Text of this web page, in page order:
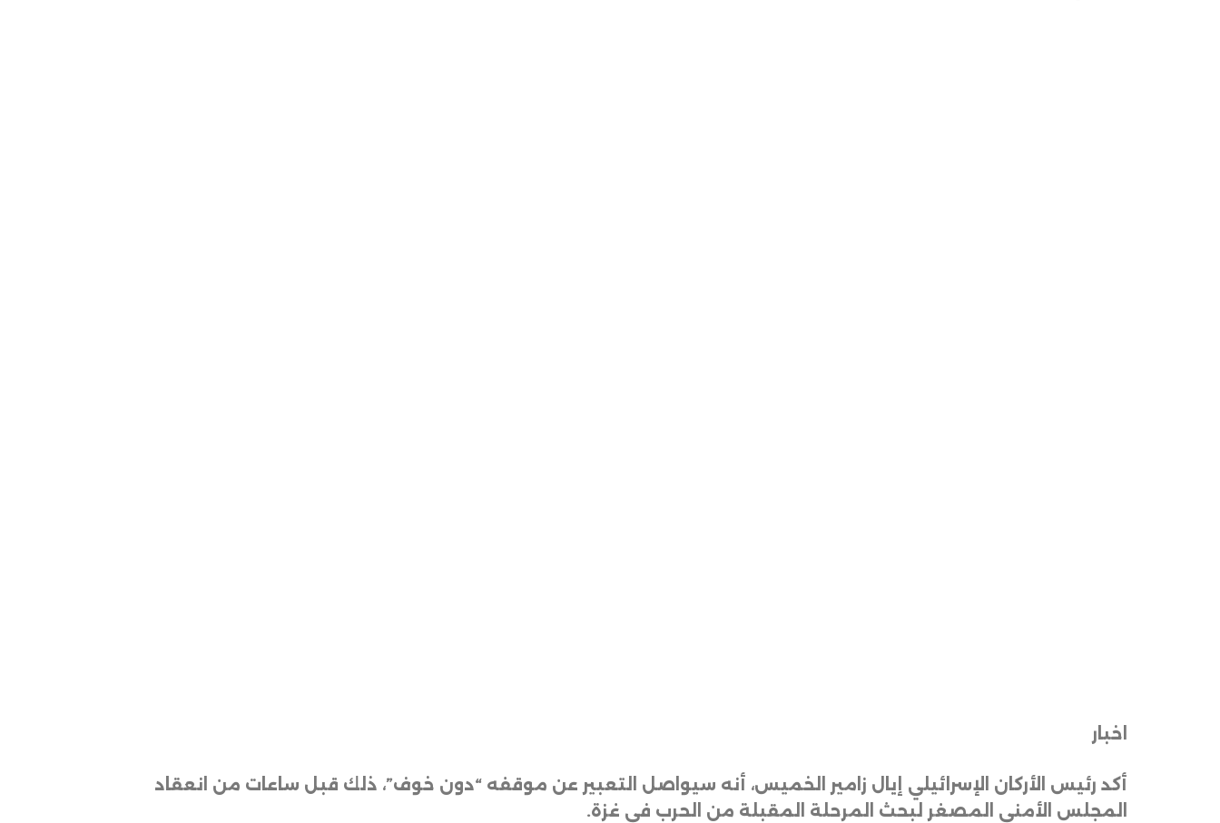
اخبار
أكد رئيس الأركان الإسرائيلي إيال زامير الخميس، أنه سيواصل التعبير عن موقفه “دون خوف”، ذلك قبل ساعات من انعقاد
المجلس الأمني المصغر لبحث المرحلة المقبلة من الحرب في غزة.